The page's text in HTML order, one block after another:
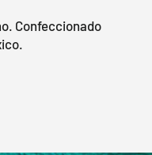
Confeccionado